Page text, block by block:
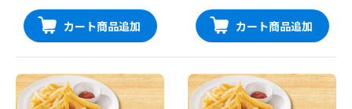
カート商品追加 カート商品追加